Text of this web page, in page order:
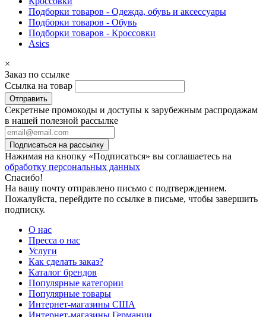
Подборки товаров - Одежда, обувь и аксессуары
Подборки товаров - Обувь
Подборки товаров - Кроссовки
Asics
×
Заказ по ссылке
Ссылка на товар
Секретные промокоды и доступы к зарубежным распродажам
в нашей полезной рассылке
Подписаться на рассылку
Нажимая на кнопку «Подписаться» вы соглашаетесь на
обработку персональных данных
Спасибо!
На вашу почту отправлено письмо с подтверждением.
Пожалуйста, перейдите по ссылке в письме, чтобы завершить
подписку.
О нас
Пресса о нас
Услуги
Как сделать заказ?
Каталог брендов
Популярные категории
Популярные товары
Интернет-магазины США
Интернет-магазины Германии